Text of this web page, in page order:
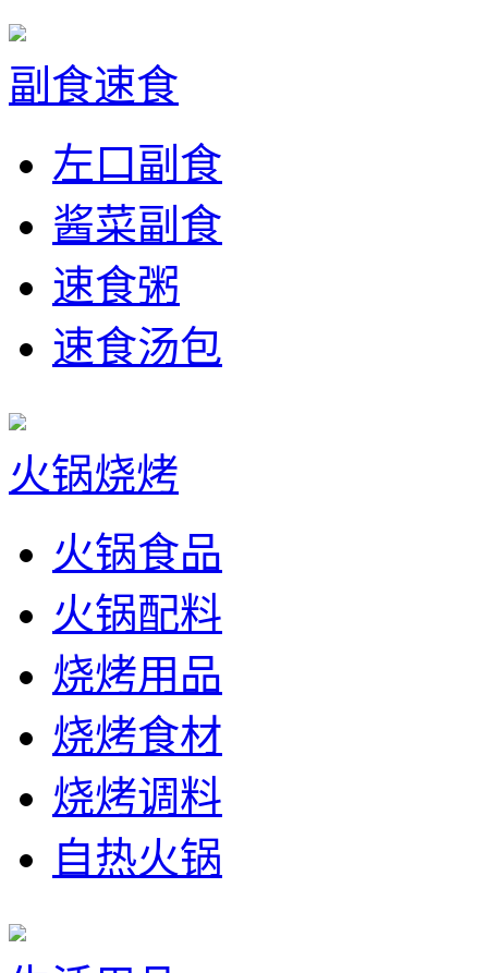
副食速食
左口副食
酱菜副食
速食粥
速食汤包
火锅烧烤
火锅食品
火锅配料
烧烤用品
烧烤食材
烧烤调料
自热火锅